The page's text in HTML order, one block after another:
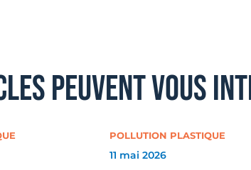
peuvent vous
POLLUTION PLASTIQUE
11 mai 2026